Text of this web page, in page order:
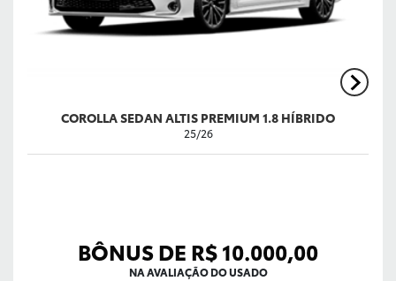
COROLLA SEDAN ALTIS PREMIUM 1.8 HÍBRIDO
25/26
BÔNUS DE R$ 10.000,00
NA AVALIAÇÃO DO USADO